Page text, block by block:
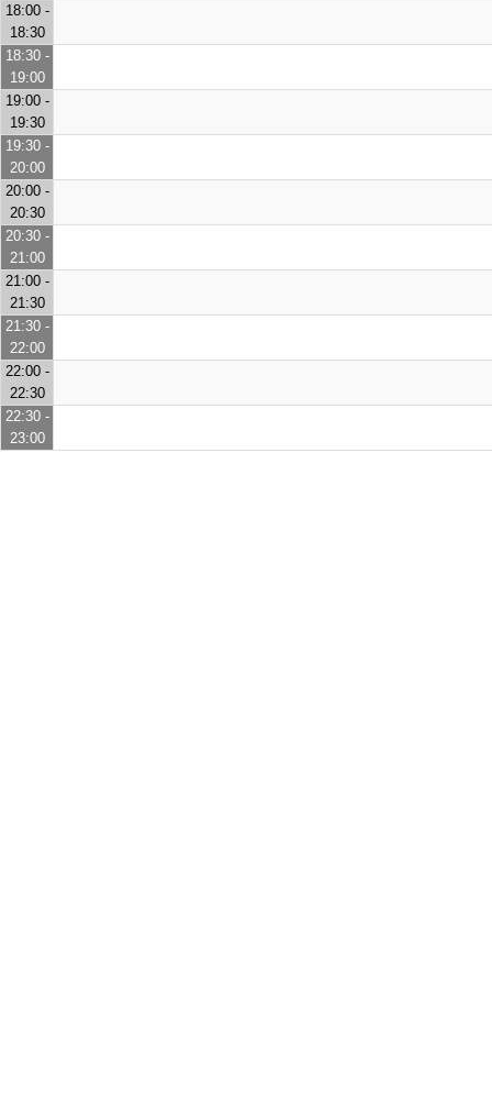
18:00 -
18:30
18:30 -
19:00
19:00 -
19:30
19:30 -
20:00
20:00 -
20:30
20:30 -
21:00
21:00 -
21:30
21:30 -
22:00
22:00 -
22:30
22:30 -
23:00